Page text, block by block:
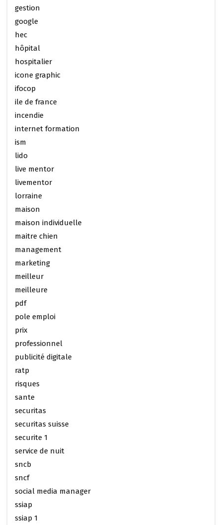
gestion
google
hec
hôpital
hospitalier
icone graphic
ifocop
ile de france
incendie
internet formation
ism
lido
live mentor
livementor
lorraine
maison
maison individuelle
maitre chien
management
marketing
meilleur
meilleure
pdf
pole emploi
prix
professionnel
publicité digitale
ratp
risques
sante
securitas
securitas suisse
securite 1
service de nuit
sncb
sncf
social media manager
ssiap
ssiap 1